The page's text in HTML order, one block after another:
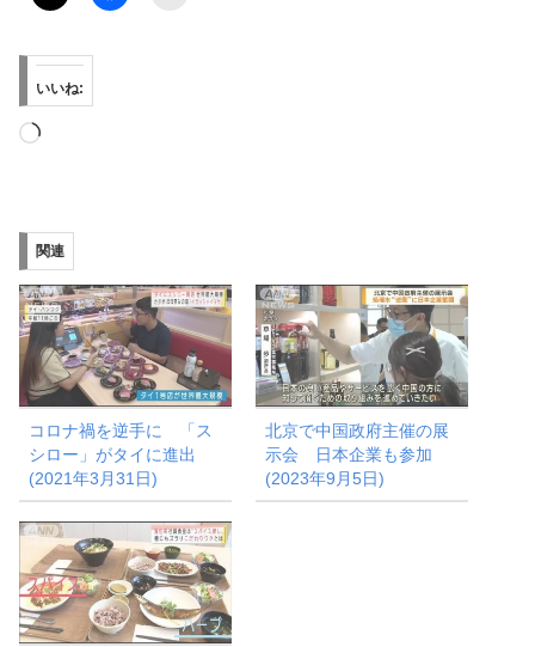
いいね:
読
み
中…
関連
コロナ禍を逆手に 「ス
シロー」がタイに進出
(2021年3月31日)
北京で中国政府主催の展
示会 日本企業も参加
(2023年9月5日)